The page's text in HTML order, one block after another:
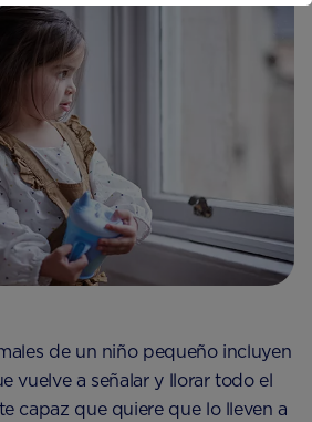
de un niño pequeño incluyen
vuelve a señalar y llorar todo el
capaz que quiere que lo lleven a